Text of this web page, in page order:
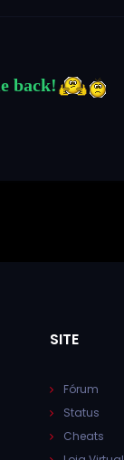
back!
SITE
Fórum
Status
Cheats